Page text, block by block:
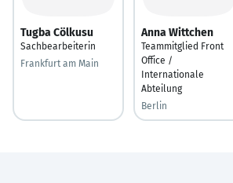
Tugba Cölkusu
Sachbearbeiterin
Frankfurt am Main
Anna Wittchen
Teammitglied Front
Office /
Internationale
Abteilung
Berlin